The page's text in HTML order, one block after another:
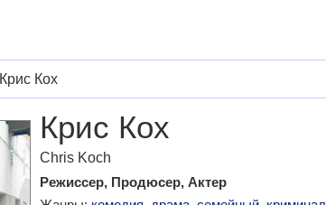
Крис Кох
Крис Кох
Chris Koch
Режиссер, Продюсер, Актер